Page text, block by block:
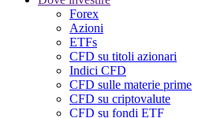
Forex
Azioni
ETFs
CFD su titoli azionari
Indici CFD
CFD sulle materie prime
CFD su criptovalute
CFD su fondi ETF